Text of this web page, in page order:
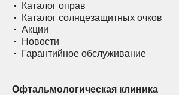
Каталог оправ
Каталог солнцезащитных очков
Акции
Новости
Гарантийное обслуживание
Офтальмологическая клиника